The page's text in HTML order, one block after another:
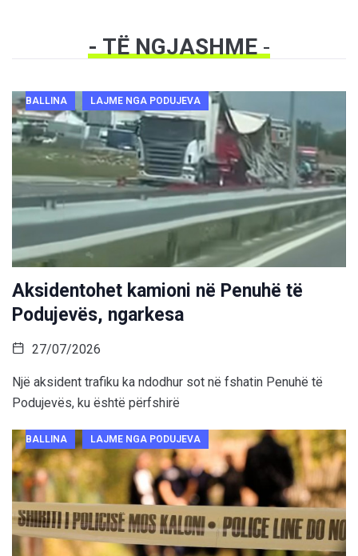
- TË NGJASHME-
BALLINA LAJME NGA PODUJEVA
Aksidentohet kamioni në Penuhë të
Podujevës, ngarkesa
27/07/2026
Një aksident trafiku ka ndodhur sot në fshatin Penuhë të
Podujevës, ku është përfshirë
BALLINA LAJME NGA PODUJEVA